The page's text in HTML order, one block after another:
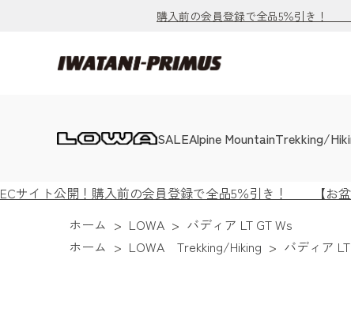
購入前の会員登録で全品5％引き！
SALEAlpine MountainTrekking/
ECサイト公開！購入前の会員登録で全品5％引き！ 【お盆
ホーム > LOWA > バディア LT GT Ws
ホーム > LOWA Trekking/Hiking > バディア